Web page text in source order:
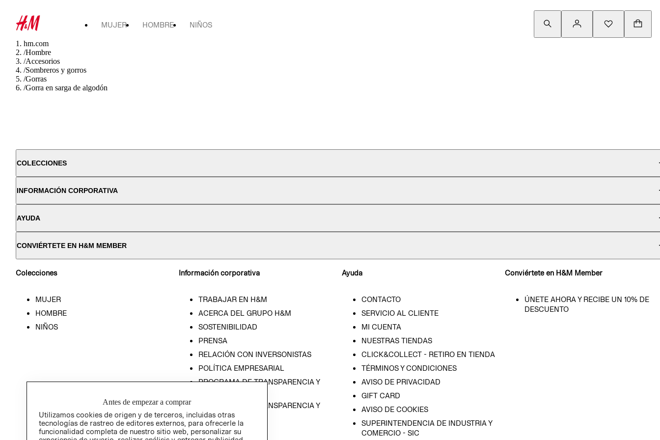
MUJER HOMBRE NIÑOS
hm.com
/Hombre
/Accesorios
/Sombreros y gorros
/Gorras
/Gorra en sarga de algodón
COLECCIONES
INFORMACIÓN CORPORATIVA
AYUDA
CONVIÉRTETE EN H&M MEMBER
Colecciones
MUJER
HOMBRE
NIÑOS
Información corporativa
TRABAJAR EN H&M
ACERCA DEL GRUPO H&M
SOSTENIBILIDAD
PRENSA
RELACIÓN CON INVERSONISTAS
POLÍTICA EMPRESARIAL
PROGRAMA DE TRANSPARENCIA Y
PROGRAMA DE TRANSPARENCIA Y
ÉTICA (INGLÉS)
Ayuda
CONTACTO
SERVICIO AL CLIENTE
MI CUENTA
NUESTRAS TIENDAS
CLICK&COLLECT - RETIRO EN TIENDA
TÉRMINOS Y CONDICIONES
AVISO DE PRIVACIDAD
GIFT CARD
AVISO DE COOKIES
SUPERINTENDENCIA DE INDUSTRIA Y
COMERCIO - SIC
Conviértete en H&M Member
ÚNETE AHORA Y RECIBE UN 10% DE
DESCUENTO
Antes de empezar a comprar
Utilizamos cookies de origen y de terceros, incluidas otras
tecnologías de rastreo de editores externos, para ofrecerle la
funcionalidad completa de nuestro sitio web, personalizar su